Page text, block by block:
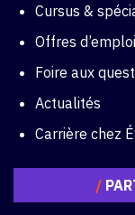
Cursus &
Offres
Foire aux
Actualités
Carrière chez
/